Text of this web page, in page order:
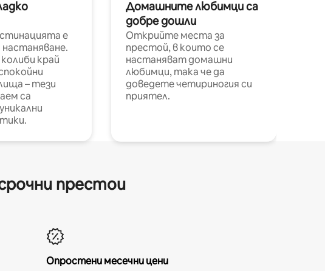
е
край
– тези
са
Домашните любимци са
добре дошли
Открийте места за
престой, в които се
настаняват домашни
любимци, така че да
доведете четириногия си
приятел.
престои
Опростени месечни цени